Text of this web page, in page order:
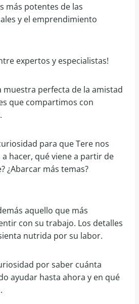
más potentes de las
y el emprendimiento
expertos y especialistas!
muestra perfecta de la amistad
que compartimos con
para que Tere nos
hacer, qué viene a partir de
¿Abarcar más temas?
aquello que más
con su trabajo. Los detalles
nutrida por su labor.
por saber cuánta
ayudar hasta ahora y en qué